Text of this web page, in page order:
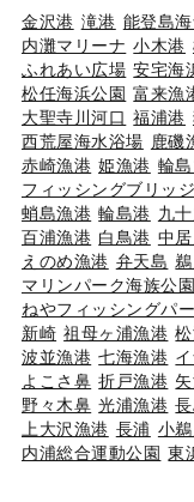
金沢港 滝港 能登島
内灘マリーナ 小木港
ふれあい広場 安宅海
松任海浜公園 富来漁
大聖寺川河口 福浦港
西荒屋海水浴場 鹿磯
赤崎漁港 姫漁港 輪
フィッシングブリッ
蛸島漁港 輪島港 九
百浦漁港 白鳥港 中居
えのめ漁港 弁天島
マリンパーク海族公園
ねやフィッシングパ
新崎 祖母ヶ浦漁港
波並漁港 七海漁港
よこさ鼻 折戸漁港
野々木鼻 光浦漁港
上大沢漁港 長浦 小
内浦総合運動公園 東